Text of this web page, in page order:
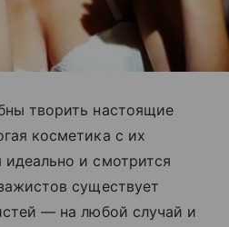
творить настоящие
косметика с их
и смотрится
существует
— на любой случай и